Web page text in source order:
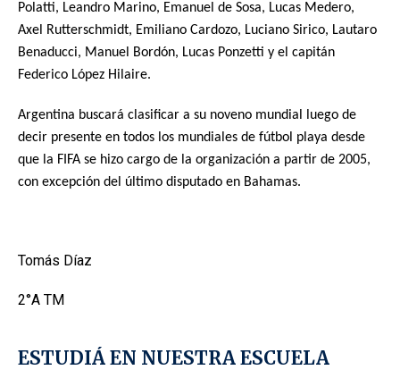
Polatti, Leandro Marino, Emanuel de Sosa, Lucas Medero,
Axel Rutterschmidt, Emiliano Cardozo, Luciano Sirico, Lautaro
Benaducci, Manuel Bordón, Lucas Ponzetti y el capitán
Federico López Hilaire.
Argentina buscará clasificar a su noveno mundial luego de
decir presente en todos los mundiales de fútbol playa desde
que la FIFA se hizo cargo de la organización a partir de 2005,
con excepción del último disputado en Bahamas.
Tomás Díaz
2°A TM
ESTUDIÁ EN NUESTRA ESCUELA